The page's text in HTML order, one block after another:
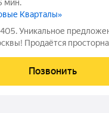
мин.
Кварталы»
Уникальное
Продаётся
Позвонить